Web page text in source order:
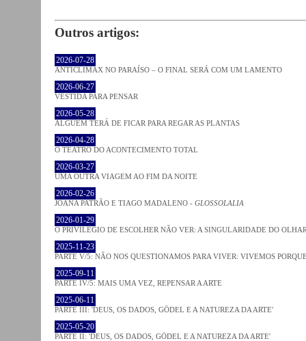
Outros artigos:
2026-07-28
ANTICLÍMAX NO PARAÍSO – O FINAL SERÁ COM UM LAMENTO
2026-06-27
VESTIDA PARA PENSAR
2026-05-28
ALGUÉM TERÁ DE FICAR PARA REGAR AS PLANTAS
2026-04-28
O TEATRO DO ACONTECIMENTO TOTAL
2026-03-27
UMA OUTRA VIAGEM AO FIM DA NOITE
2026-02-26
JOANA PATRÃO E TIAGO MADALENO - GLOSSOLALIA
2026-01-29
O PRIVILÉGIO DE ESCOLHER NÃO VER: A SINGULARIDADE DO
2025-11-23
PARTE V/5: NÃO NOS QUESTIONAMOS PARA VIVER: VIVEMOS
2025-09-11
PARTE IV/5: MAIS UMA VEZ, REPENSAR A ARTE
2025-06-11
PARTE III: 'DEUS, OS DADOS, GÖDEL E A NATUREZA DA ARTE'
2025-05-20
PARTE II: 'DEUS, OS DADOS, GÖDEL E A NATUREZA DA ARTE'